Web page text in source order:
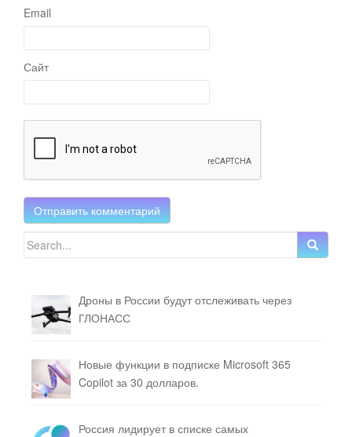
Email
Сайт
Search for:
Дроны в России будут отслеживать через
ГЛОНАСС
Новые функции в подписке Microsoft 365
Copilot за 30 долларов.
Россия лидирует в списке самых